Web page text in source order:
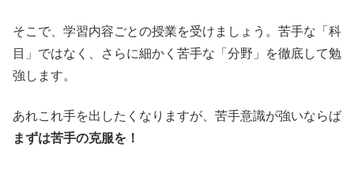
そこで、学習内容ごとの授業を受けましょう。苦手な「科
目」ではなく、さらに細かく苦手な「分野」を徹底して勉
強します。
あれこれ手を出したくなりますが、苦手意識が強いならば
まずは苦手の克服を！